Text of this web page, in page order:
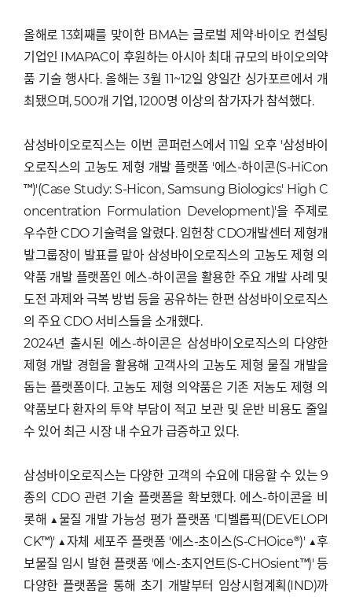
올해로 13회째를 맞이한 BMA는 글로벌 제약·바이오 컨설팅
기업인 IMAPAC이 후원하는 아시아 최대 규모의 바이오의약
품 기술 행사다. 올해는 3월 11~12일 양일간 싱가포르에서 개
최됐으며, 500개 기업, 1200명 이상의 참가자가 참석했다.
삼성바이오로직스는 이번 콘퍼런스에서 11일 오후 '삼성바이
오로직스의 고농도 제형 개발 플랫폼 '에스-하이콘(S-HiCon
™)'(Case Study: S-Hicon, Samsung Biologics' High C
oncentration Formulation Development)'을 주제로
우수한 CDO 기술력을 알렸다. 임헌창 CDO개발센터 제형개
발그룹장이 발표를 맡아 삼성바이오로직스의 고농도 제형 의
약품 개발 플랫폼인 에스-하이콘을 활용한 주요 개발 사례 및
도전 과제와 극복 방법 등을 공유하는 한편 삼성바이오로직스
의 주요 CDO 서비스들을 소개했다.
2024년 출시된 에스-하이콘은 삼성바이오로직스의 다양한
제형 개발 경험을 활용해 고객사의 고농도 제형 물질 개발을
돕는 플랫폼이다. 고농도 제형 의약품은 기존 저농도 제형 의
약품보다 환자의 투약 부담이 적고 보관 및 운반 비용도 줄일
수 있어 최근 시장 내 수요가 급증하고 있다.
삼성바이오로직스는 다양한 고객의 수요에 대응할 수 있는 9
종의 CDO 관련 기술 플랫폼을 확보했다. 에스-하이콘을 비
롯해 ▲물질 개발 가능성 평가 플랫폼 '디벨롭픽(DEVELOPI
CK™)' ▲자체 세포주 플랫폼 '에스-초이스(S-CHOice®)' ▲후
보물질 임시 발현 플랫폼 '에스-초지언트(S-CHOsient™)' 등
다양한 플랫폼을 통해 초기 개발부터 임상시험계획(IND)까